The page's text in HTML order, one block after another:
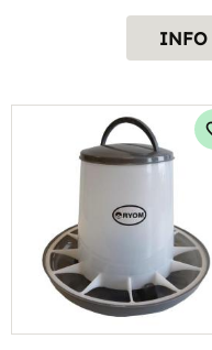
INFO